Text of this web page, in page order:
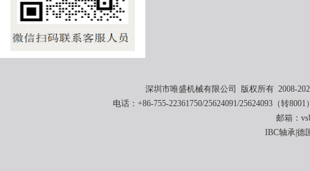
深圳市唯盛机械有限公司 版权所有 2008-
电话：+86-755-22361750/25624091/25624093（转
邮箱：
IBC轴承|德